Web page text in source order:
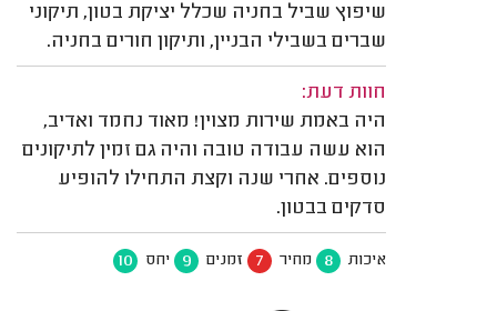
שיפוץ שביל בחניה שכלל יציקת בטון, תיקוני
שברים בשבילי הבניין, ותיקון חורים בחניה.
חוות דעת:
היה באמת שירות מצוין! מאוד נחמד ואדיב,
הוא עשה עבודה טובה והיה גם זמין לתיקונים
נוספים. אחרי שנה וקצת התחילו להופיע
סדקים בבטון.
איכות 8 מחיר 7 זמנים 9 יחס 10